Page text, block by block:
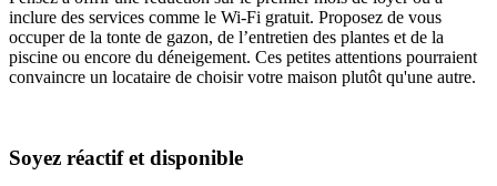
inclure des services comme le Wi-Fi gratuit. Proposez de vous
occuper de la tonte de gazon, de l’entretien des plantes et de la
piscine ou encore du déneigement. Ces petites attentions pourraient
convaincre un locataire de choisir votre maison plutôt qu'une autre.
Soyez réactif et disponible